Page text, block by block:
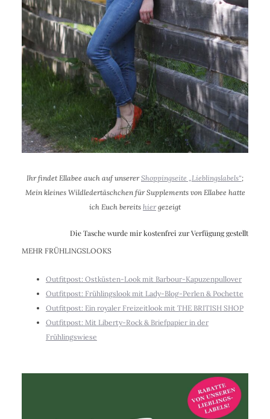
Ihr findet Ellabee auch auf unsererShoppingseite „Lieblingslabels“;
Mein kleines Wildledertäschchen für Supplements von Ellabee hatte
ich Euch bereits hiergezeigt
Die Tasche wurde mir kostenfrei zur Verfügung gestellt
MEHR FRÜHLINGSLOOKS
Outfitpost: Ostküsten-Look mit Barbour-Kapuzenpullover
Outfitpost: Frühlingslook mit Lady-Blog-Perlen & Pochette
Outfitpost: Ein royaler Freizeitlook mit THE BRITISH SHOP
Outfitpost: Mit Liberty-Rock & Briefpapier in der
Frühlingswiese